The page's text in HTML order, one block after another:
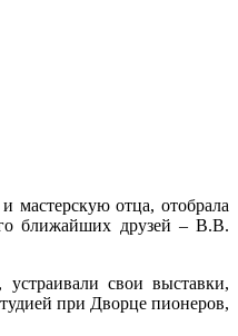
мастерскую отца, отобрала
ближайших друзей – В.В.
свои выставки,
при Дворце пионеров,